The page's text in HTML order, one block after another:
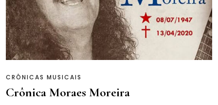
CRÔNICAS MUSICAIS
Crônica Moraes Moreira